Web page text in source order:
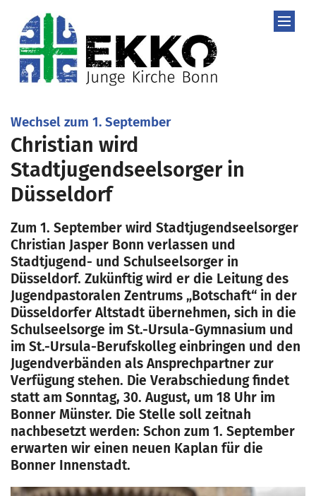
Wechsel zum 1. September:
Christian wird
Stadtjugendseelsorger in
Düsseldorf
Zum 1. September wird Stadtjugendseelsorger
Christian Jasper Bonn verlassen und
Stadtjugend- und Schulseelsorger in
Düsseldorf. Zukünftig wird er die Leitung des
Jugendpastoralen Zentrums „Botschaft“ in der
Düsseldorfer Altstadt übernehmen, sich in die
Schulseelsorge im St.-Ursula-Gymnasium und
im St.-Ursula-Berufskolleg einbringen und den
Jugendverbänden als Ansprechpartner zur
Verfügung stehen. Die Verabschiedung findet
statt am Sonntag, 30. August, um 18 Uhr im
Bonner Münster. Die Stelle soll zeitnah
nachbesetzt werden: Schon zum 1. September
erwarten wir einen neuen Kaplan für die
Bonner Innenstadt.